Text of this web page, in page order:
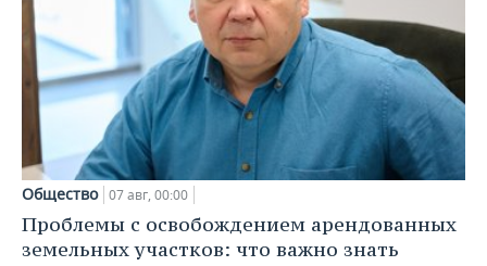
Общество 07 авг, 00:00
Проблемы с освобождением арендованных
земельных участков: что важно знать